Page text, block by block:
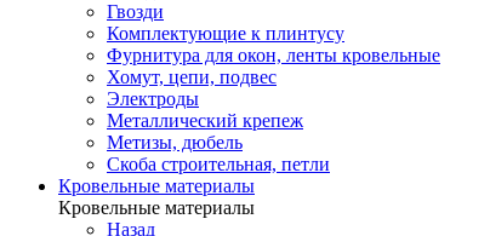
Гвозди
Комплектующие к плинтусу
Фурнитура для окон, ленты кровельные
Хомут, цепи, подвес
Электроды
Металлический крепеж
Метизы, дюбель
Скоба строительная, петли
Кровельные материалы
Кровельные материалы
Назад